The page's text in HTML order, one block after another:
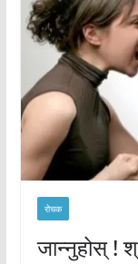
रोचक
जान्नुहोस् !